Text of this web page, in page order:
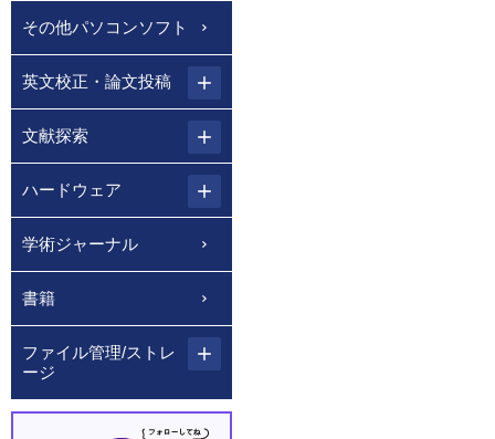
その他パソコンソフト
英文校正・論文投稿
文献探索
ハードウェア
学術ジャーナル
書籍
ファイル管理/ストレ
ージ